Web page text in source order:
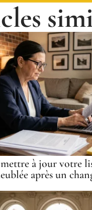
à jour votre
après un